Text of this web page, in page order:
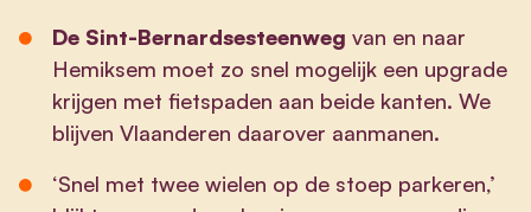
De Sint-Bernardsesteenweg van en naar
Hemiksem moet zo snel mogelijk een upgrade
krijgen met fietspaden aan beide kanten. We
blijven Vlaanderen daarover aanmanen.
‘Snel met twee wielen op de stoep parkeren,’